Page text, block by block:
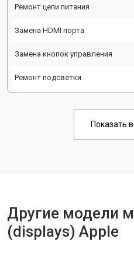
Ремонт цепи питания
Замена HDMI порта
Замена кнопок управления
Ремонт подсветки
Показать
Другие модели
(displays) Apple